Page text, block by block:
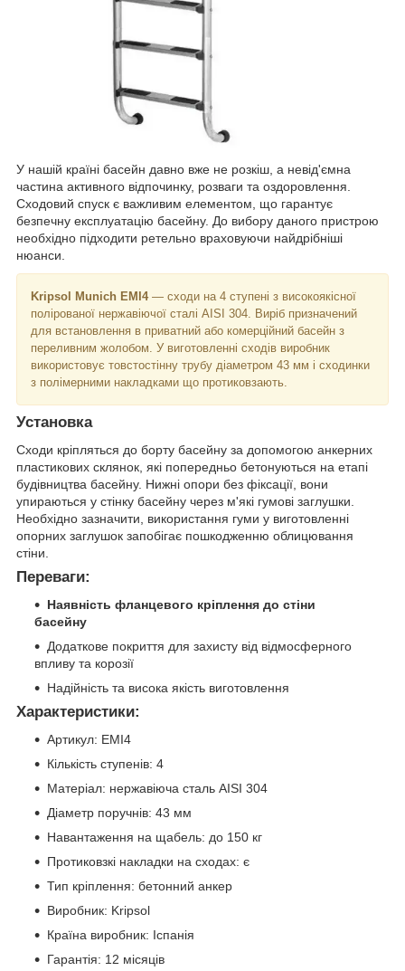
У нашій країні басейн давно вже не розкіш, а невід'ємна
частина активного відпочинку, розваги та оздоровлення.
Сходовий спуск є важливим елементом, що гарантує
безпечну експлуатацію басейну. До вибору даного пристрою
необхідно підходити ретельно враховуючи найдрібніші
нюанси.
Kripsol Munich EMI4— сходи на 4 ступені з високоякісної
полірованої нержавіючої сталі AISI 304. Виріб призначений
для встановлення в приватний або комерційний басейн з
переливним жолобом. У виготовленні сходів виробник
використовує товстостінну трубу діаметром 43 мм і сходинки
з полімерними накладками що протиковзають.
Установка
Сходи кріпляться до борту басейну за допомогою анкерних
пластикових склянок, які попередньо бетонуються на етапі
будівництва басейну. Нижні опори без фіксації, вони
упираються у стінку басейну через м'які гумові заглушки.
Необхідно зазначити, використання гуми у виготовленні
опорних заглушок запобігає пошкодженню облицювання
стіни.
Переваги:
Наявність фланцевого кріплення до стіни
басейну
Додаткове покриття для захисту від відмосферного
впливу та корозії
Надійність та висока якість виготовлення
Характеристики:
Артикул: EMI4
Кількість ступенів: 4
Матеріал: нержавіюча сталь AISI 304
Діаметр поручнів: 43 мм
Навантаження на щабель: до 150 кг
Протиковзкі накладки на сходах: є
Тип кріплення: бетонний анкер
Виробник: Kripsol
Країна виробник: Іспанія
Гарантія: 12 місяців